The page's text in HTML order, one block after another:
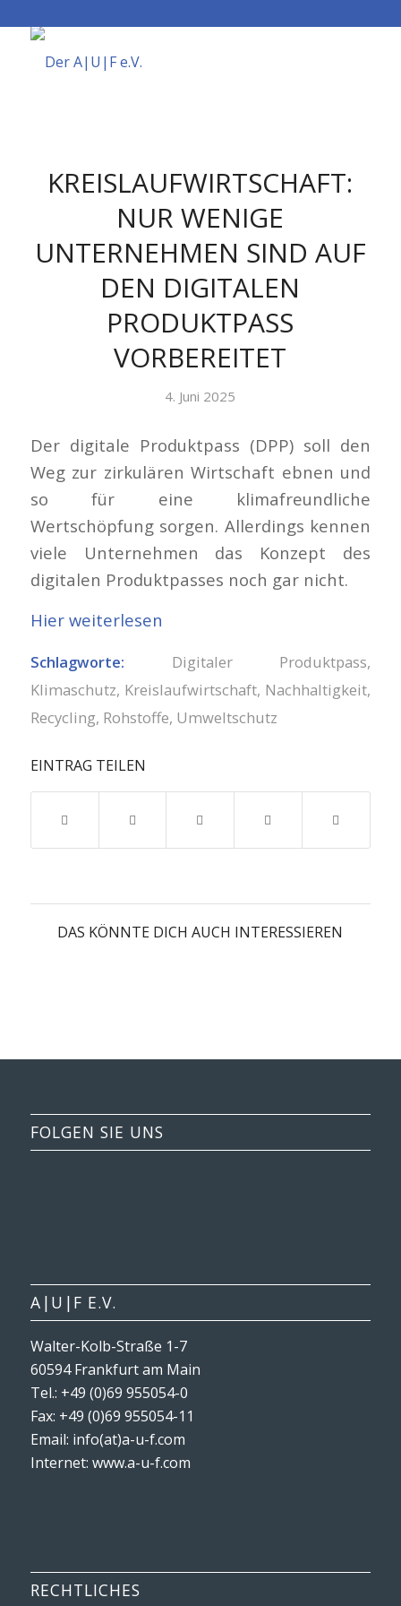
KREISLAUFWIRTSCHAFT:
NUR WENIGE
UNTERNEHMEN SIND AUF
DEN DIGITALEN
PRODUKTPASS
VORBEREITET
4. Juni 2025
Der digitale Produktpass (DPP) soll den
Weg zur zirkulären Wirtschaft ebnen und
so für eine klimafreundliche
Wertschöpfung sorgen. Allerdings kennen
viele Unternehmen das Konzept des
digitalen Produktpasses noch gar nicht.
Hier weiterlesen
Schlagworte: Digitaler Produktpass,
Klimaschutz, Kreislaufwirtschaft, Nachhaltigkeit,
Recycling, Rohstoffe, Umweltschutz
EINTRAG TEILEN
DAS KÖNNTE DICH AUCH INTERESSIEREN
FOLGEN SIE UNS
A|U|F E.V.
Walter-Kolb-Straße 1-7
60594 Frankfurt am Main
Tel.: +49 (0)69 955054-0
Fax: +49 (0)69 955054-11
Email: info(at)a-u-f.com
Internet: www.a-u-f.com
RECHTLICHES